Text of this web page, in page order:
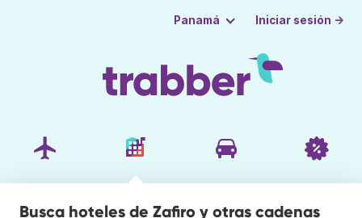
Panamá Iniciar sesión →
Busca hoteles de Zafiro y otras cadenas